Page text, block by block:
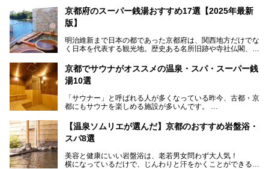
ます。今回案内するのは西地区に今も残る2軒の銭湯「日の
出湯」と「若の湯」。いずれも国の登録有形文化財に指定さ
れた歴史ある建物でありながら、今も現役のお風呂屋さんで
漁師町や商店街で働く人々を支えてきたこの2軒の銭湯とと
ます。
───
この記事は京都府舞鶴市のPR記事です。
京都府のスーパー銭湯おすすめ17選【2025年最新
版】
明治維新まで日本の都であった京都府は、関西地方だけでな
く日本を代表する観光地。歴史ある名所旧跡や寺社仏閣、そ
今回は、そんな京都府で2025年現在おすすめのスーパー銭
湯を紹介します。
部でレジャー気分を満喫できる温泉施設まで、好みのスーパ
ー銭湯を探してみてくださいね。
京都でサウナがオススメの温泉・スパ・スーパー銭
湯10選
「サウナー」と呼ばれる人が多くなっている昨今、古都・京
都にもサウナを楽しめる施設が多いんです。
自分の好きなサウナを探すのもいいですが、さまざまなサウ
ナを体感してみたいですよね。
のある温浴施設を紹介します。
【温泉ソムリエが選んだ】京都のおすすめ岩盤浴・
スパ8選
美容と健康にいい岩盤浴は、老若男女問わず大人気！
横になっているだけで、じんわりと汗をかくことができるの